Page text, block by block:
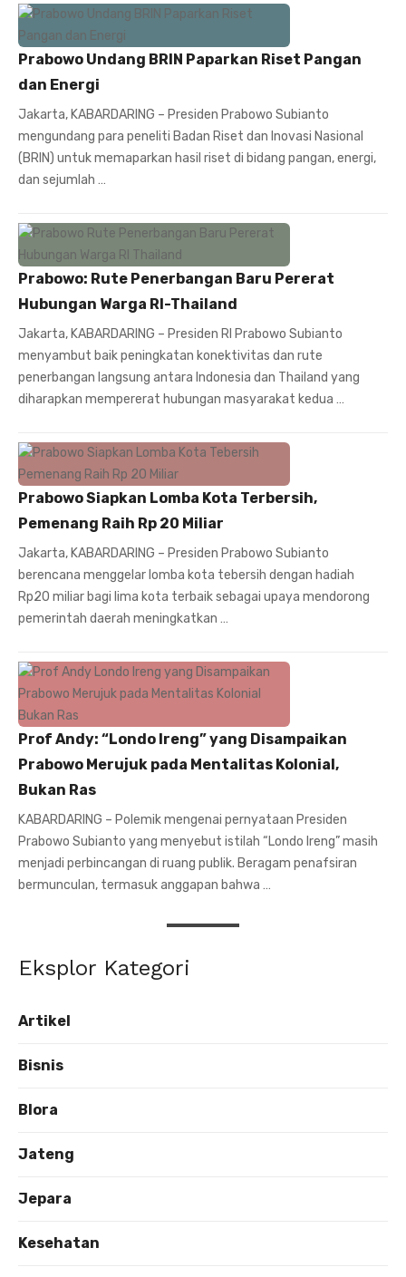
Prabowo Undang BRIN Paparkan Riset Pangan
dan Energi
Jakarta, KABARDARING – Presiden Prabowo Subianto
mengundang para peneliti Badan Riset dan Inovasi Nasional
(BRIN) untuk memaparkan hasil riset di bidang pangan, energi,
dan sejumlah …
Prabowo: Rute Penerbangan Baru Pererat
Hubungan Warga RI-Thailand
Jakarta, KABARDARING – Presiden RI Prabowo Subianto
menyambut baik peningkatan konektivitas dan rute
penerbangan langsung antara Indonesia dan Thailand yang
diharapkan mempererat hubungan masyarakat kedua …
Prabowo Siapkan Lomba Kota Terbersih,
Pemenang Raih Rp 20 Miliar
Jakarta, KABARDARING – Presiden Prabowo Subianto
berencana menggelar lomba kota tebersih dengan hadiah
Rp20 miliar bagi lima kota terbaik sebagai upaya mendorong
pemerintah daerah meningkatkan …
Prof Andy: “Londo Ireng” yang Disampaikan
Prabowo Merujuk pada Mentalitas Kolonial,
Bukan Ras
KABARDARING – Polemik mengenai pernyataan Presiden
Prabowo Subianto yang menyebut istilah “Londo Ireng” masih
menjadi perbincangan di ruang publik. Beragam penafsiran
bermunculan, termasuk anggapan bahwa …
Eksplor Kategori
Artikel
Bisnis
Blora
Jateng
Jepara
Kesehatan